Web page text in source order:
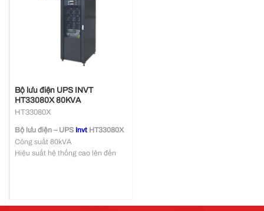
Bộ lưu điện UPS INVT
HT33080X 80KVA
HT33080X
Bộ lưu điện – UPS Invt HT33080X
Công suất 80kVA
Hiệu suất hệ thống cao lên đến